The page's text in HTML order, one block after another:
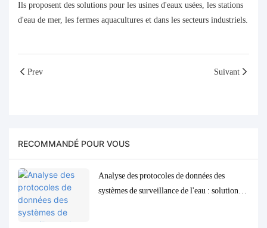
Ils proposent des solutions pour les usines d'eaux usées, les stations
d'eau de mer, les fermes aquacultures et dans les secteurs industriels.
Prev Suivant
RECOMMANDÉ POUR VOUS
Analyse des protocoles de données des
systèmes de surveillance de l'eau : solutions